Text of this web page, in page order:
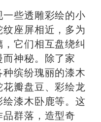
些透雕彩绘的小
座屏相近，多为
它们相互盘绕纠
神秘。除了家
缤纷瑰丽的漆木
瓣盘豆、彩绘龙
漆木卧鹿等。这
群落，造型奇